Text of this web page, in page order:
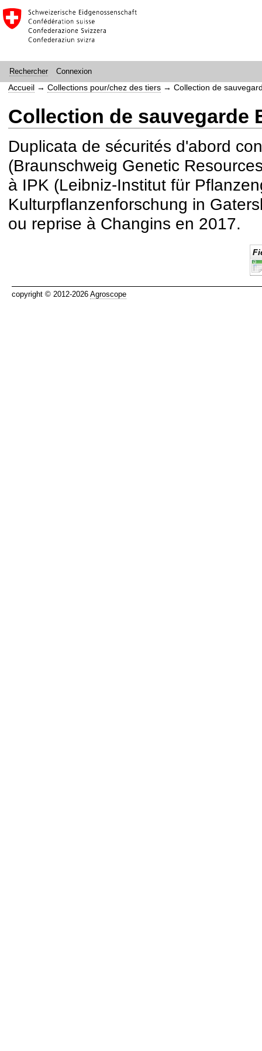
Rechercher Connexion
Accueil →Collections pour/chez des tiers →Collection de
Collection de sauvegarde
Duplicata de sécurités d'abord
(Braunschweig Genetic
à IPK (Leibniz-Institut für
Kulturpflanzenforschung in
ou reprise à Changins en 2017.
copyright © 2012-2026 Agroscope